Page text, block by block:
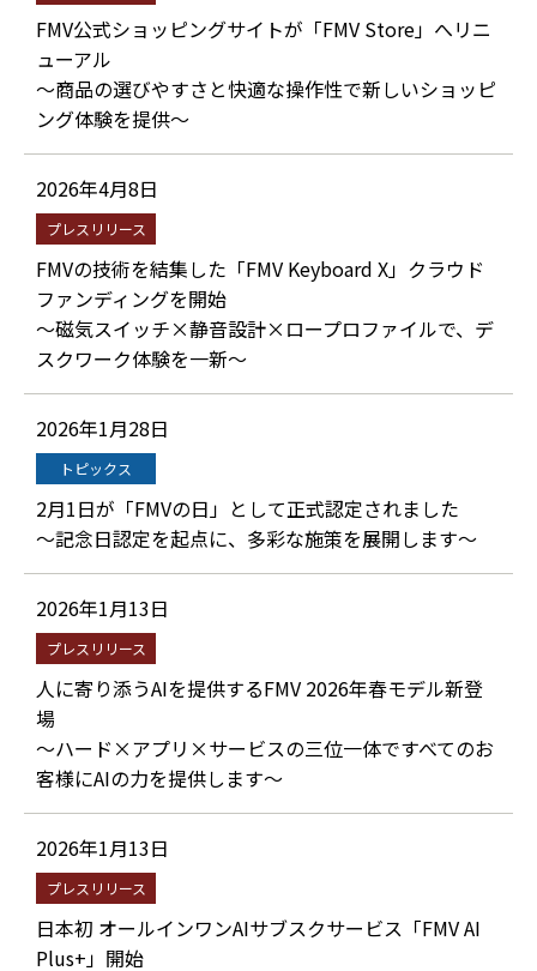
FMV公式ショッピングサイトが「FMV Store」へリニ
ューアル
～商品の選びやすさと快適な操作性で新しいショッピ
ング体験を提供～
2026年4月8日
プレスリリース
FMVの技術を結集した「FMV Keyboard X」クラウド
ファンディングを開始
～磁気スイッチ×静音設計×ロープロファイルで、デ
スクワーク体験を一新～
2026年1月28日
トピックス
2月1日が「FMVの日」として正式認定されました
～記念日認定を起点に、多彩な施策を展開します～
2026年1月13日
プレスリリース
人に寄り添うAIを提供するFMV 2026年春モデル新登
場
～ハード×アプリ×サービスの三位一体ですべてのお
客様にAIの力を提供します～
2026年1月13日
プレスリリース
日本初 オールインワンAIサブスクサービス「FMV AI
Plus+」開始